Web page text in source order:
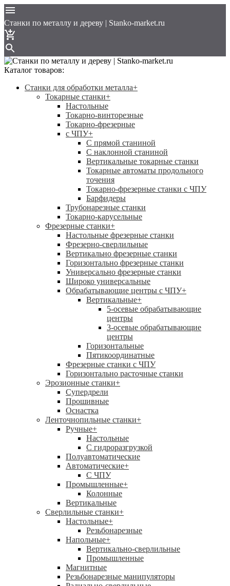
Cтанки по металлу и дереву | Stanko-market.ru
Каталог товаров:
Станки для обработки металла+
Токарные станки+
Настольные
Токарно-винторезные
Токарно-фрезерные
с ЧПУ+
С прямой станиной
C наклонной станиной
Вертикальные токарные станки
Токарные автоматы продольного
точения
Токарно-фрезерные станки с ЧПУ
Барфидеры
Трубонарезные станки
Токарно-карусельные
Фрезерные станки+
Настольные фрезерные станки
Фрезерно-сверлильные
Вертикально фрезерные станки
Горизонтально фрезерные станки
Универсально фрезерные станки
Широко универсальные
Обрабатывающие центры с ЧПУ+
Вертикальные+
5-осевые обрабатывающие
центры
3-осевые обрабатывающие
центры
Горизонтальные
Пятикоординатные
Фрезерные станки с ЧПУ
Горизонтально расточные станки
Эрозионные станки+
Супердрели
Прошивные
Оснастка
Ленточнопильные станки+
Ручные+
Настольные
С гидроразгрузкой
Полуавтоматические
Автоматические+
С ЧПУ
Промышленные+
Колонные
Вертикальные
Сверлильные станки+
Настольные+
Резьбонарезные
Напольные+
Вертикально-сверлильные
Промышленные
Магнитные
Резьбонарезные манипуляторы